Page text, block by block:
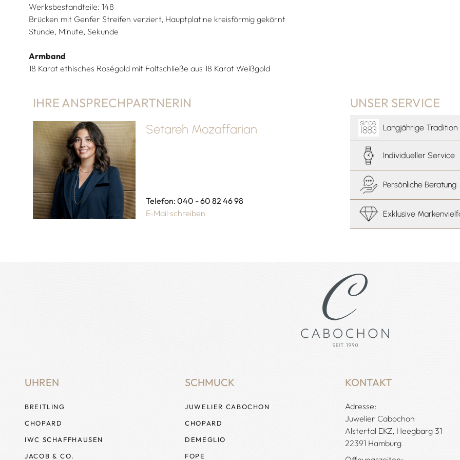
Werksbestandteile: 148
Brücken mit Genfer Streifen verziert, Hauptplatine kreisförmig gekörnt
Stunde, Minute, Sekunde
Armband
18 Karat ethisches Roségold mit Faltschließe aus 18 Karat Weißgold
IHRE ANSPRECHPARTNERIN
Setareh Mozaffarian
Telefon: 040 - 60 82 46 98
E-Mail schreiben
UNSER SERVICE
Langjährige Tradition
Individueller Service
Persönliche Beratung
Exklusive
UHREN
BREITLING
CHOPARD
IWC SCHAFFHAUSEN
JACOB & CO.
SCHMUCK
JUWELIER CABOCHON
CHOPARD
DEMEGLIO
FOPE
KONTAKT
Adresse:
Juwelier Cabochon
Alstertal EKZ, Heegbarg 31
22391 Hamburg